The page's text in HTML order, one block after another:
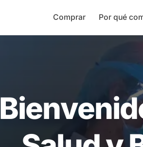
Comprar Por qué